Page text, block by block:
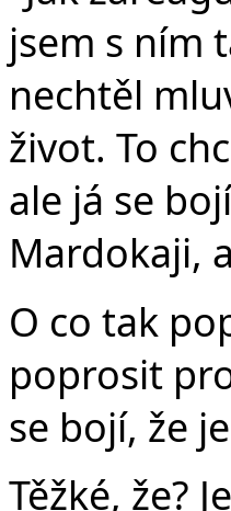
jsem s ním
nechtěl
život. To
ale já se
Mardokaji,
O co tak
poprosit
se bojí, že
Těžké, že?